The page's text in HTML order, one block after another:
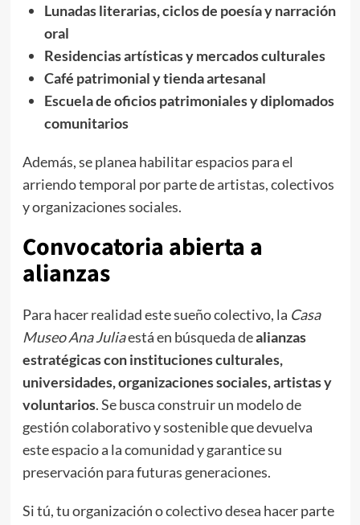
Lunadas literarias, ciclos de poesía y narración
oral
Residencias artísticas y mercados culturales
Café patrimonial y tienda artesanal
Escuela de oficios patrimoniales y diplomados
comunitarios
Además, se planea habilitar espacios para el
arriendo temporal por parte de artistas, colectivos
y organizaciones sociales.
Convocatoria abierta a
alianzas
Para hacer realidad este sueño colectivo, la Casa
Museo Ana Juliaestá en búsqueda dealianzas
estratégicas con instituciones culturales,
universidades, organizaciones sociales, artistas y
voluntarios. Se busca construir un modelo de
gestión colaborativo y sostenible que devuelva
este espacio a la comunidad y garantice su
preservación para futuras generaciones.
Si tú, tu organización o colectivo desea hacer parte